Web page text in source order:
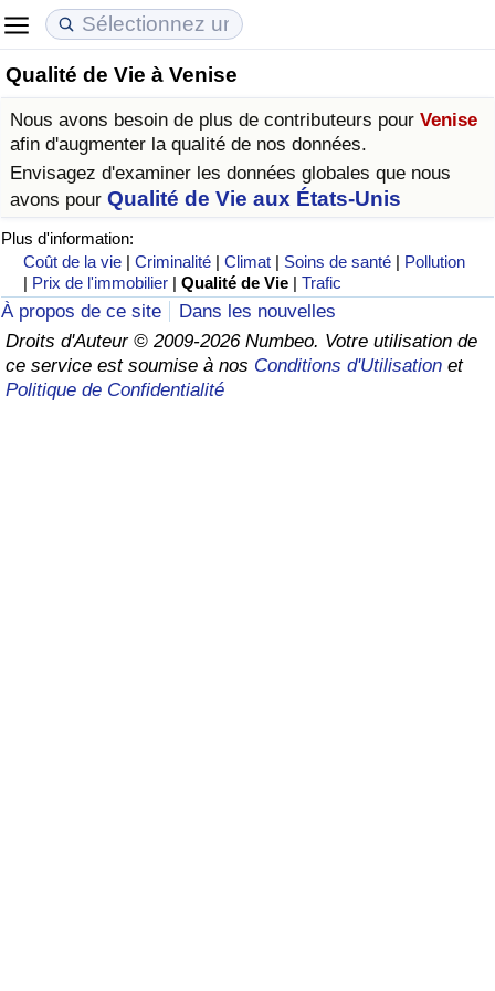
Qualité de Vie à Venise
Nous avons besoin de plus de contributeurs pour Venise
afin d'augmenter la qualité de nos données.
Envisagez d'examiner les données globales que nous
avons pour Qualité de Vie aux États-Unis
Plus d'information:
Coût de la vie |Criminalité |Climat | Soins de santé | Pollution
| Prix de l'immobilier |Qualité de Vie |Trafic
À propos de ce site
Dans les nouvelles
Droits d'Auteur © 2009-2026 Numbeo. Votre utilisation de
ce service est soumise à nos Conditions d'Utilisation et
Politique de Confidentialité
Coût de la vie
Indice du Coût de la Vie (Actuel)
Indice du Coût de la Vie
Indice du coût de la vie par pays
à Akaba
Prix de l'immobilier
Indice des Prix de l'immobilier (Actuel)
Indice des Prix de l'immobilier
Indice des Prix de l'immobilier par Pays
Qualité de Vie
Indice de Qualité de Vie
Indice de Qualité de Vie (Actuel)
Indice de qualité de vie par pays
Criminalité
Indice de Criminalité (Actuel)